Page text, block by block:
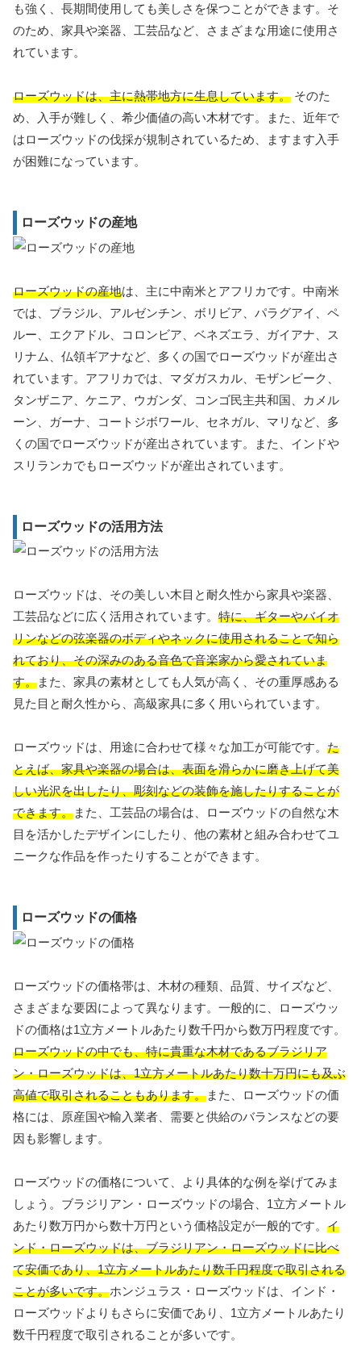
も強く、長期間使用しても美しさを保つことができます。そ
のため、家具や楽器、工芸品など、さまざまな用途に使用さ
れています。
ローズウッドは、主に熱帯地方に生息しています。 そのた
め、入手が難しく、希少価値の高い木材です。また、近年で
はローズウッドの伐採が規制されているため、ますます入手
が困難になっています。
ローズウッドの産地
ローズウッドの産地は、主に中南米とアフリカです。中南米
では、ブラジル、アルゼンチン、ボリビア、パラグアイ、ペ
ルー、エクアドル、コロンビア、ベネズエラ、ガイアナ、ス
リナム、仏領ギアナなど、多くの国でローズウッドが産出さ
れています。アフリカでは、マダガスカル、モザンビーク、
タンザニア、ケニア、ウガンダ、コンゴ民主共和国、カメル
ーン、ガーナ、コートジボワール、セネガル、マリなど、多
くの国でローズウッドが産出されています。また、インドや
スリランカでもローズウッドが産出されています。
ローズウッドの活用方法
ローズウッドは、その美しい木目と耐久性から家具や楽器、
工芸品などに広く活用されています。 特に、ギターやバイオ
リンなどの弦楽器のボディやネックに使用されることで知ら
れており、その深みのある音色で音楽家から愛されていま
す。また、家具の素材としても人気が高く、その重厚感ある
見た目と耐久性から、高級家具に多く用いられています。
ローズウッドは、用途に合わせて様々な加工が可能です。 た
とえば、家具や楽器の場合は、表面を滑らかに磨き上げて美
しい光沢を出したり、彫刻などの装飾を施したりすることが
できます。また、工芸品の場合は、ローズウッドの自然な木
目を活かしたデザインにしたり、他の素材と組み合わせてユ
ニークな作品を作ったりすることができます。
ローズウッドの価格
ローズウッドの価格帯は、木材の種類、品質、サイズなど、
さまざまな要因によって異なります。一般的に、ローズウッ
ドの価格は1立方メートルあたり数千円から数万円程度です。
ローズウッドの中でも、特に貴重な木材であるブラジリア
ン・ローズウッドは、1立方メートルあたり数十万円にも及ぶ
高値で取引されることもあります。また、ローズウッドの価
格には、原産国や輸入業者、需要と供給のバランスなどの要
因も影響します。
ローズウッドの価格について、より具体的な例を挙げてみま
しょう。ブラジリアン・ローズウッドの場合、1立方メートル
あたり数万円から数十万円という価格設定が一般的です。 イ
ンド・ローズウッドは、ブラジリアン・ローズウッドに比べ
て安価であり、1立方メートルあたり数千円程度で取引される
ことが多いです。ホンジュラス・ローズウッドは、インド・
ローズウッドよりもさらに安価であり、1立方メートルあたり
数千円程度で取引されることが多いです。